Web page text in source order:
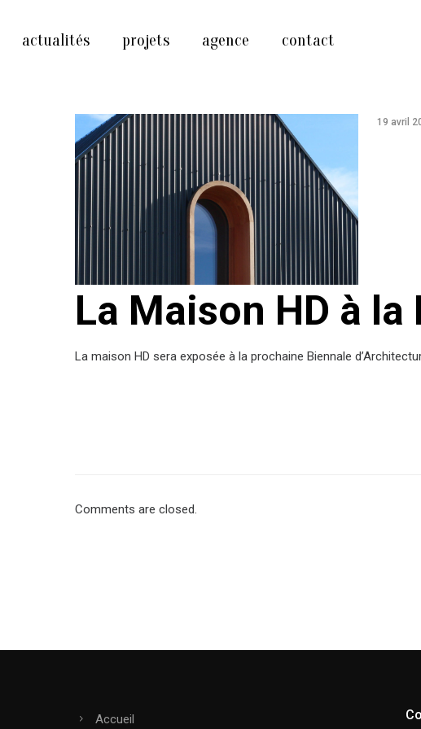
actualités projets agence contact
19 avril
La Maison HD à
La maison HD sera exposée à la prochaine Biennale
Comments are closed.
Accueil